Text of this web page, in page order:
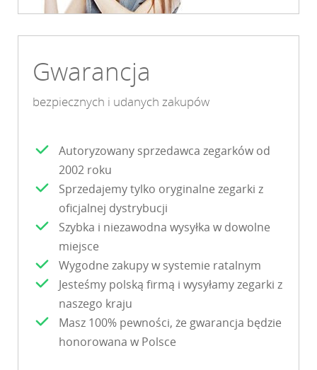
Gwarancja
bezpiecznych i udanych zakupów
Autoryzowany sprzedawca zegarków od
2002 roku
Sprzedajemy tylko oryginalne zegarki z
oficjalnej dystrybucji
Szybka i niezawodna wysyłka w dowolne
miejsce
Wygodne zakupy w systemie ratalnym
Jesteśmy polską firmą i wysyłamy zegarki z
naszego kraju
Masz 100% pewności, że gwarancja będzie
honorowana w Polsce